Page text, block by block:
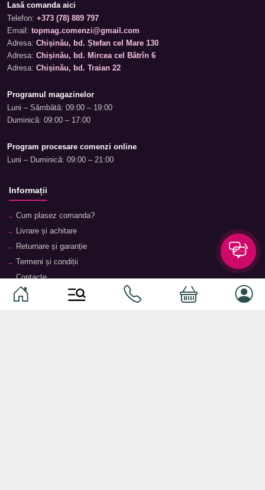
Lasă comanda aici
Telefon: +373 (78) 889 797
Email: topmag.comenzi@gmail.com
Adresa: Chișinău, bd. Ștefan cel Mare 130
Adresa: Chișinău, bd. Mircea cel Bătrîn 6
Adresa: Chișinău, bd. Traian 22
Programul magazinelor
Luni – Sâmbătă: 09:00 – 19:00
Duminică: 09:00 – 17:00
Program procesare comenzi online
Luni – Duminică: 09:00 – 21:00
Informații
Cum plasez comanda?
Livrare și achitare
Returnare și garanție
Termeni și condiții
Contacte
Magazine